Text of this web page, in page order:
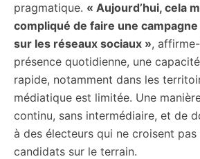
pragmatique. « Aujourd’hui, cela
compliqué de faire une
sur les réseaux sociaux »,
présence quotidienne, une
rapide, notamment dans les
médiatique est limitée. Une
continu, sans intermédiaire, et de
à des électeurs qui ne croisent
candidats sur le terrain.